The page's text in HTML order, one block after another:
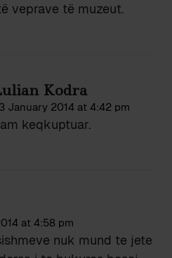
veprave të muzeut.
Kodra
January 2014 at 4:42 pm
keqkuptuar.
at 4:58 pm
nuk mund te jete